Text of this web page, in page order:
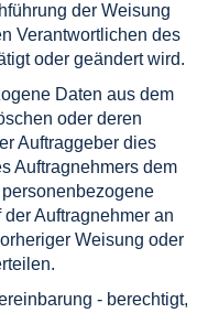
der Weisung
Verantwortlichen des
oder geändert wird.
Daten aus dem
oder deren
Auftraggeber dies
Auftragnehmers dem
Auftragnehmer an
Weisung oder
- berechtigt,